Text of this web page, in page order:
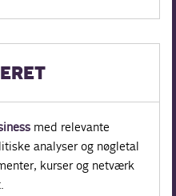
med relevante
analyser og nøgletal
kurser og netværk